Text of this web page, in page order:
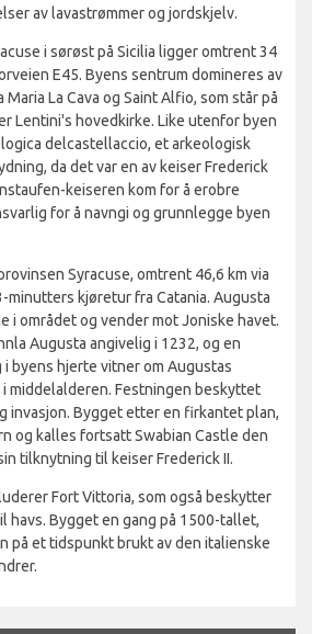
av lavastrømmer og jordskjelv.
i sørøst på Sicilia ligger omtrent 34
E45. Byens sentrum domineres av
La Cava og Saint Alfio, som står på
Lentini's hovedkirke. Like utenfor byen
delcastellaccio, et arkeologisk
da det var en av keiser Frederick
keiseren kom for å erobre
for å navngi og grunnlegge byen
Syracuse, omtrent 46,6 km via
minutters kjøretur fra Catania. Augusta
i området og vender mot Joniske havet.
Augusta angivelig i 1232, og en
byens hjerte vitner om Augustas
middelalderen. Festningen beskyttet
invasjon. Bygget etter en firkantet plan,
og kalles fortsatt Swabian Castle den
tilknytning til keiser Frederick II.
Fort Vittoria, som også beskytter
havs. Bygget en gang på 1500-tallet,
på et tidspunkt brukt av den italienske